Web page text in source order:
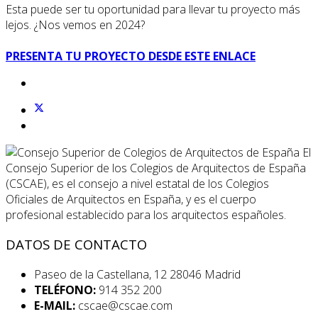
Esta puede ser tu oportunidad para llevar tu proyecto más
lejos. ¿Nos vemos en 2024?
PRESENTA TU PROYECTO DESDE ESTE ENLACE
El
Consejo Superior de los Colegios de Arquitectos de España
(CSCAE), es el consejo a nivel estatal de los Colegios
Oficiales de Arquitectos en España, y es el cuerpo
profesional establecido para los arquitectos españoles.
DATOS DE CONTACTO
Paseo de la Castellana, 12 28046 Madrid
TELÉFONO: 914 352 200
E-MAIL: cscae@cscae.com